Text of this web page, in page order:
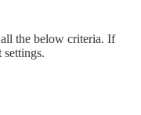
all the below criteria. If